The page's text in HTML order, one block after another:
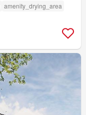
amenity_drying_area